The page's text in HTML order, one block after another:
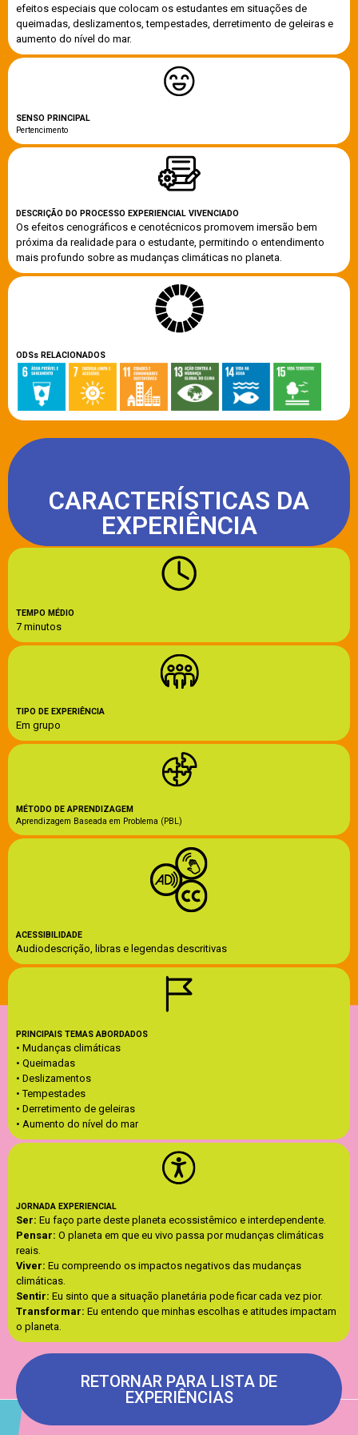
efeitos especiais que colocam os estudantes em situações de
queimadas, deslizamentos, tempestades, derretimento de geleiras e
aumento do nível do mar.
SENSO PRINCIPAL
Pertencimento
DESCRIÇÃO DO PROCESSO EXPERIENCIAL VIVENCIADO
Os efeitos cenográficos e cenotécnicos promovem imersão bem
próxima da realidade para o estudante, permitindo o entendimento
mais profundo sobre as mudanças climáticas no planeta.
ODSs RELACIONADOS
CARACTERÍSTICAS DA
EXPERIÊNCIA
TEMPO MÉDIO
7 minutos
TIPO DE EXPERIÊNCIA
Em grupo
MÉTODO DE APRENDIZAGEM
Aprendizagem Baseada em Problema (PBL)
ACESSIBILIDADE
Audiodescrição, libras e legendas descritivas
PRINCIPAIS TEMAS ABORDADOS
• Mudanças climáticas
• Queimadas
• Deslizamentos
• Tempestades
• Derretimento de geleiras
• Aumento do nível do mar
JORNADA EXPERIENCIAL
Ser: Eu faço parte deste planeta ecossistêmico e interdependente.
Pensar: O planeta em que eu vivo passa por mudanças climáticas
reais.
Viver: Eu compreendo os impactos negativos das mudanças
climáticas.
Sentir: Eu sinto que a situação planetária pode ficar cada vez pior.
Transformar: Eu entendo que minhas escolhas e atitudes impactam
o planeta.
RETORNAR PARA LISTA DE
EXPERIÊNCIAS